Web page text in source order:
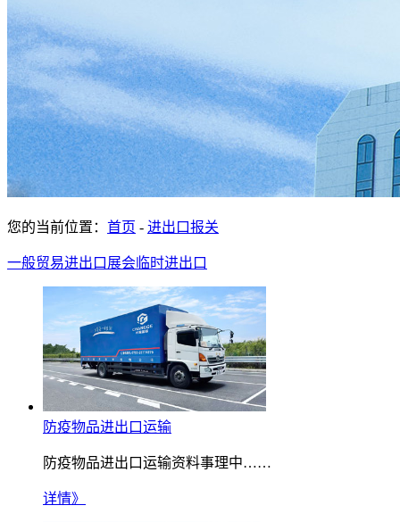
您的当前位置： 首页 - 进出口报关
一般贸易进出口 展会临时进出口
防疫物品进出口运输
防疫物品进出口运输资料事理中……
详情》